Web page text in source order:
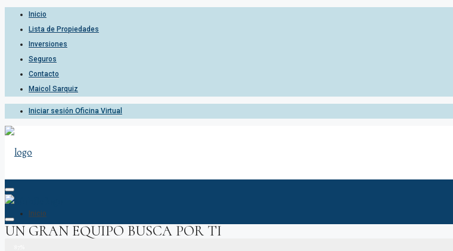
Inicio
Lista de Propiedades
Inversiones
Seguros
Contacto
Maicol Sarquiz
Iniciar sesión Oficina Virtual
Inicio
UN GRAN EQUIPO BUSCA POR TI